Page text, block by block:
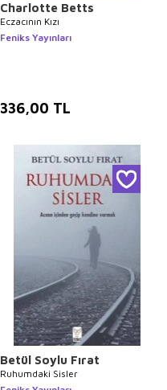
Charlotte Betts
Eczacının Kızı
Feniks Yayınları
336,00 TL
Betül Soylu Fırat
Ruhumdaki Sisler